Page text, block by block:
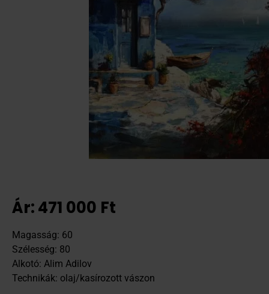
Ár:471 000 Ft
Magasság: 60
Szélesség: 80
Alkotó: Alim Adilov
Technikák: olaj/kasírozott vászon